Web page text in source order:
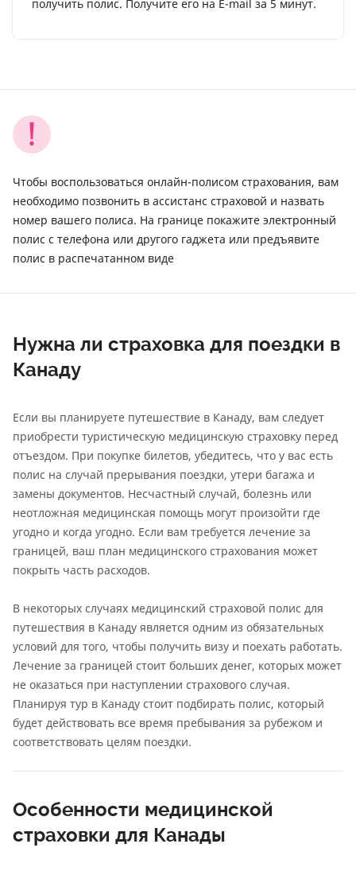
получить полис. Получите его на E-mail за 5 минут.
Чтобы воспользоваться онлайн-полисом страхования, вам
необходимо позвонить в ассистанс страховой и назвать
номер вашего полиса. На границе покажите электронный
полис с телефона или другого гаджета или предъявите
полис в распечатанном виде
Нужна ли страховка для поездки в
Канаду
Если вы планируете путешествие в Канаду, вам следует
приобрести туристическую медицинскую страховку перед
отъездом. При покупке билетов, убедитесь, что у вас есть
полис на случай прерывания поездки, утери багажа и
замены документов. Несчастный случай, болезнь или
неотложная медицинская помощь могут произойти где
угодно и когда угодно. Если вам требуется лечение за
границей, ваш план медицинского страхования может
покрыть часть расходов.
В некоторых случаях медицинский страховой полис для
путешествия в Канаду является одним из обязательных
условий для того, чтобы получить визу и поехать работать.
Лечение за границей стоит больших денег, которых может
не оказаться при наступлении страхового случая.
Планируя тур в Канаду стоит подбирать полис, который
будет действовать все время пребывания за рубежом и
соответствовать целям поездки.
Особенности медицинской
страховки для Канады